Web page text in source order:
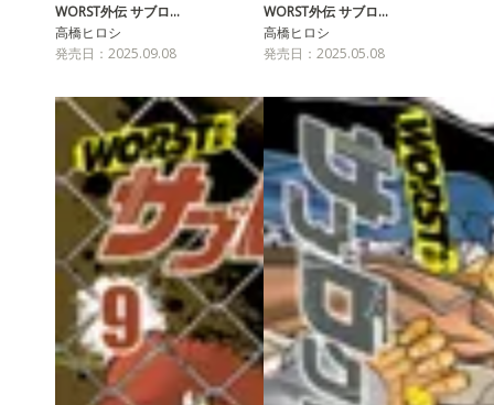
WORST外伝 サブロ…
高橋ヒロシ
発売日：2025.09.08
WORST外伝 サブロ…
高橋ヒロシ
発売日：2025.05.08